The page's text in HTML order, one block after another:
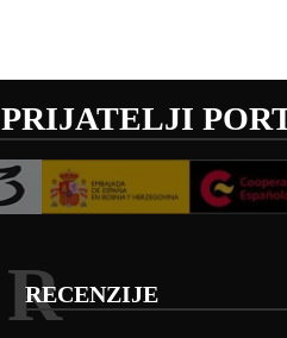
PRIJATELJI
RECENZIJE
R